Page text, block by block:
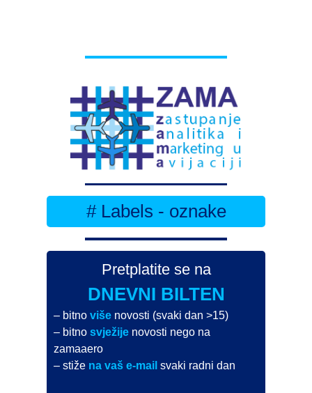
# Labels - oznake
Pretplatite se na
DNEVNI BILTEN
– bitnoviše novosti (svaki dan >15)
– bitnosvježije novosti nego na
zamaaero
– stiže na vaš e-mail svaki radni dan